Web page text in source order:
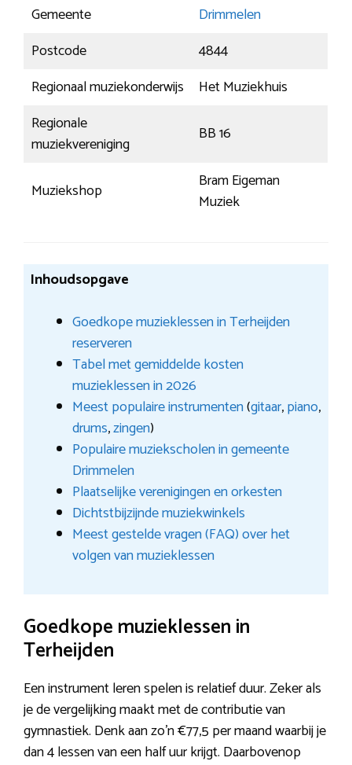
Gemeente
Drimmelen
Postcode
4844
Regionaal muziekonderwijs
Het Muziekhuis
Regionale
muziekvereniging
BB 16
Muziekshop
Bram Eigeman
Muziek
Inhoudsopgave
Goedkope muzieklessen in Terheijden
reserveren
Tabel met gemiddelde kosten
muzieklessen in 2026
Meest populaire instrumenten(gitaar,piano,
drums,zingen)
Populaire muziekscholen in gemeente
Drimmelen
Plaatselijke verenigingen en orkesten
Dichtstbijzijnde muziekwinkels
Meest gestelde vragen (FAQ) over het
volgen van muzieklessen
Goedkope muzieklessen in
Terheijden
Een instrument leren spelen is relatief duur. Zeker als
je de vergelijking maakt met de contributie van
gymnastiek. Denk aan zo’n €77,5 per maand waarbij je
dan 4 lessen van een half uur krijgt. Daarbovenop